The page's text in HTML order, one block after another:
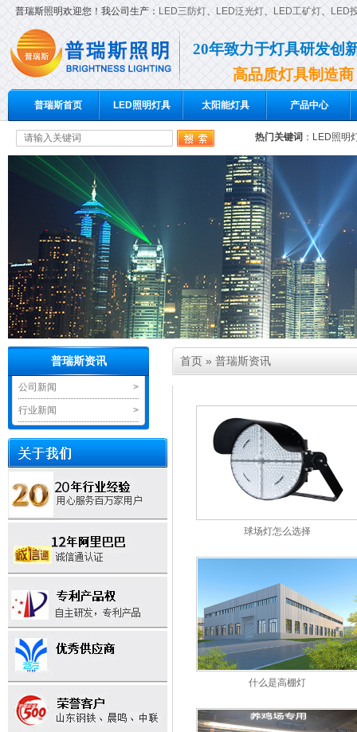
普瑞斯照明欢迎您！我公司生产： LED三防灯、 LED泛光灯、 LED工矿灯、 LED
20年致力于灯具研发创
高品质灯具制造商
普瑞斯首页 LED照明灯具 太阳能灯具 产品中心
热门关键词 ： LED照明
普瑞斯资讯
>
公司新闻
>
行业新闻
首页 » 普瑞斯资讯
球场灯怎么选择
什么是高棚灯